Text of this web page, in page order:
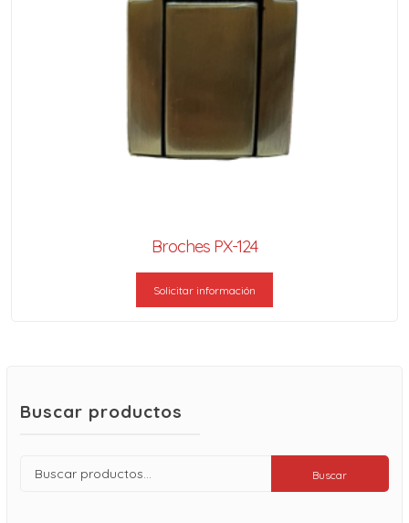
Broches PX-124
Solicitar información
Buscar productos
Buscar
Buscar